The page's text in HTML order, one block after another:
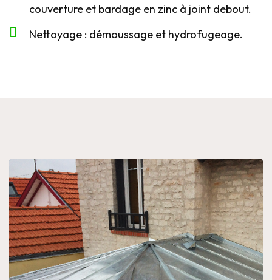
couverture et bardage en zinc à joint debout.
Nettoyage : démoussage et hydrofugeage.